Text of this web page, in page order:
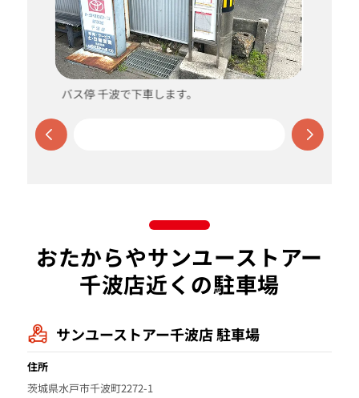
バス停 千波で下車します。
おたからやサンユーストアー
千波店近くの駐車場
サンユーストアー千波店 駐車場
住所
茨城県水戸市千波町2272-1